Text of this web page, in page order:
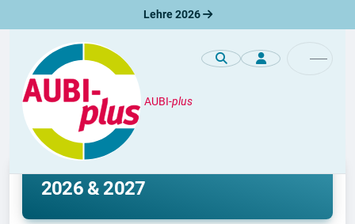
Lehre 2026
AUBI-plus
Lehre
Lehrstelle Reith im Alpbachtal
2026 & 2027